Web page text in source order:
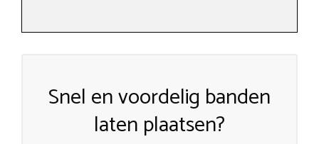
Snel en voordelig banden
laten plaatsen?